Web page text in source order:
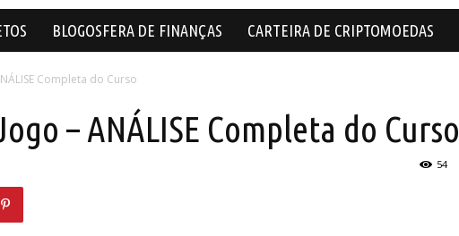
BLOGOSFERA DE FINANÇAS CARTEIRA DE CRIPTOMOEDAS
Completa do Curso
– ANÁLISE Completa do Curso
54